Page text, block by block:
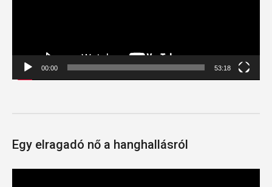
00:00 53:18
Egy elragadó nő a hanghallásról